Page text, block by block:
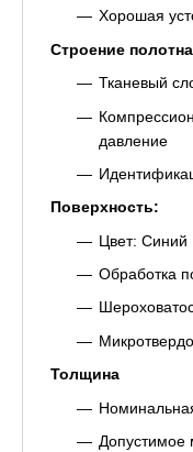
Хорошая
Строение
Тканевый
давление
Поверхность:
Цвет: Синий
Обработка
Толщина
Допустимое